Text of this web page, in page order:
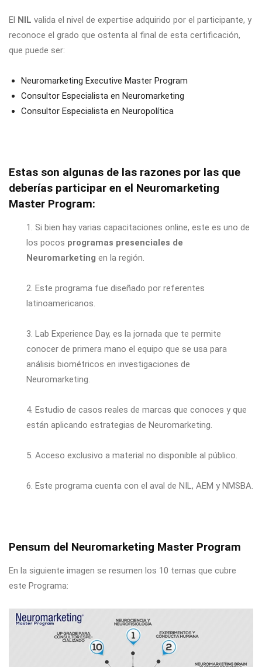
El NIL valida el nivel de expertise adquirido por el participante, y
reconoce el grado que ostenta al final de esta certificación,
que puede ser:
Neuromarketing Executive Master Program
Consultor Especialista en Neuromarketing
Consultor Especialista en Neuropolítica
Estas son algunas de las razones por las que
deberías participar en el Neuromarketing
Master Program:
1. Si bien hay varias capacitaciones online, este es uno de
los pocos programas presenciales de
Neuromarketing en la región.
2. Este programa fue diseñado por referentes
latinoamericanos.
3. Lab Experience Day, es la jornada que te permite
conocer de primera mano el equipo que se usa para
análisis biométricos en investigaciones de
Neuromarketing.
4. Estudio de casos reales de marcas que conoces y que
están aplicando estrategias de Neuromarketing.
5. Acceso exclusivo a material no disponible al público.
6. Este programa cuenta con el aval de NIL, AEM y NMSBA.
Pensum del Neuromarketing Master Program
En la siguiente imagen se resumen los 10 temas que cubre
este Programa: